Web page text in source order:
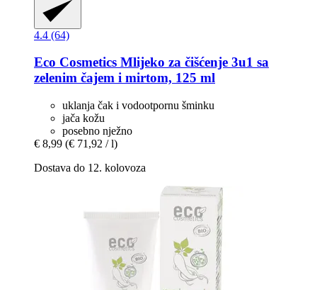
4.4 (64)
Eco Cosmetics Mlijeko za čišćenje 3u1 sa
zelenim čajem i mirtom, 125 ml
uklanja čak i vodootpornu šminku
jača kožu
posebno nježno
€ 8,99 (€ 71,92 / l)
Dostava do 12. kolovoza